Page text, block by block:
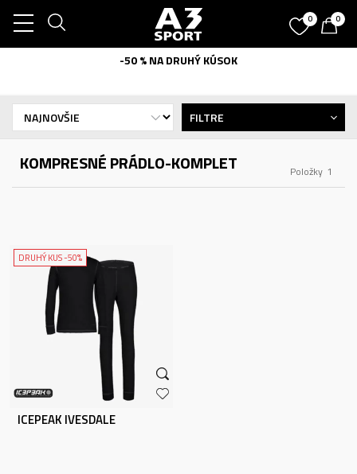
0 0
-50 % NA DRUHÝ KÚSOK
KOMPRESNÉ PRÁDLO-KOMPLET 1
Položky
FILTRE
DRUHÝ KUS -50%
ICEPEAK IVESDALE